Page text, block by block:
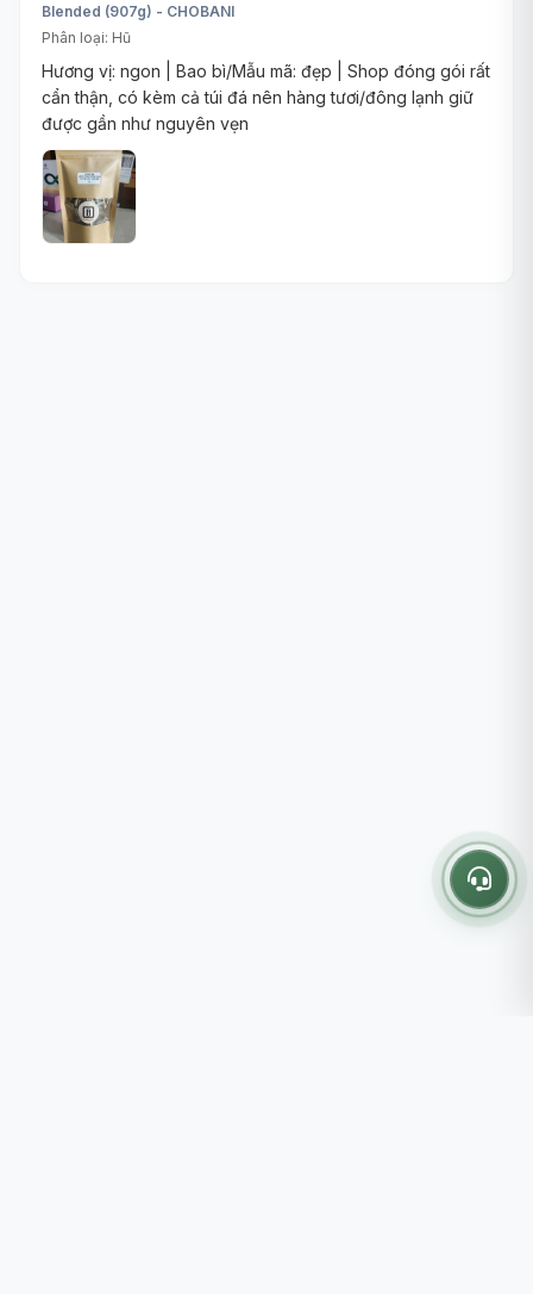
Blended (907g) - CHOBANI
Phân loại: Hũ
Hương vị: ngon | Bao bì/Mẫu mã: đẹp | Shop đóng gói rất
cẩn thận, có kèm cả túi đá nên hàng tươi/đông lạnh giữ
được gần như nguyên vẹn